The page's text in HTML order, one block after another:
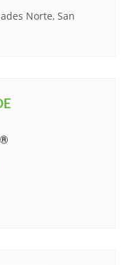
Norte, San